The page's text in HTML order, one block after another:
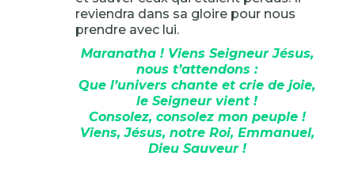
reviendra dans sa gloire pour nous
prendre avec lui.
Maranatha ! Viens Seigneur Jésus,
nous t’attendons :
Que l’univers chante et crie de joie,
le Seigneur vient !
Consolez, consolez mon peuple !
Viens, Jésus, notre Roi, Emmanuel,
Dieu Sauveur !